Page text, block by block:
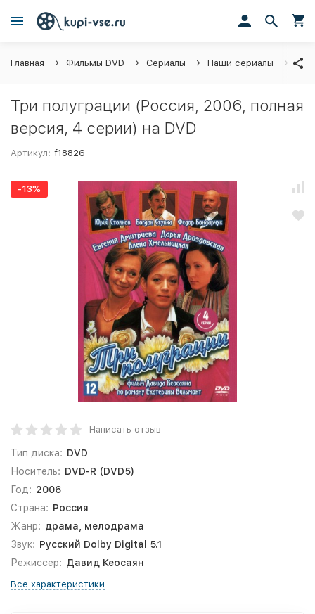
Главная Фильмы DVD Сериалы Наши сериалы Три
Три полуграции (Россия, 2006, полная
версия, 4 серии) на DVD
Артикул: f18826
-13%
Написать отзыв
Тип диска: DVD
Носитель: DVD-R (DVD5)
Год: 2006
Страна: Россия
Жанр: драма, мелодрама
Звук: Русский Dolby Digital 5.1
Режиссер: Давид Кеосаян
Все характеристики